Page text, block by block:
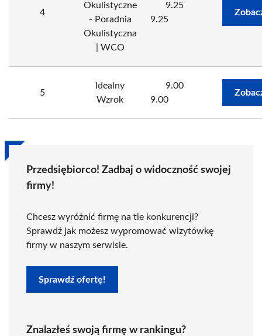
4
Okulistyczne
- Poradnia
Okulistyczna
| WCO
9.25
9.25
5
Idealny
Wzrok
9.00
9.00
Przedsiębiorco! Zadbaj o widoczność swojej
firmy!
Chcesz wyróżnić firmę na tle konkurencji?
Sprawdź jak możesz wypromować wizytówkę
firmy w naszym serwisie.
Sprawdź ofertę!
Znalazłeś swoją firmę w rankingu?